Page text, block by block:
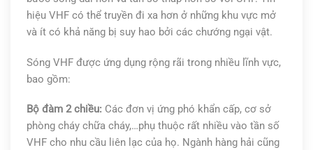
hiệu VHF có thể truyền đi xa hơn ở những khu vực mở
và ít có khả năng bị suy hao bởi các chướng ngại vật.
Sóng VHF được ứng dụng rộng rãi trong nhiều lĩnh vực,
bao gồm:
Bộ đàm 2 chiều: Các đơn vị ứng phó khẩn cấp, cơ sở
phòng cháy chữa cháy,…phụ thuộc rất nhiều vào tần số
VHF cho nhu cầu liên lạc của họ. Ngành hàng hải cũng